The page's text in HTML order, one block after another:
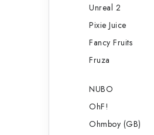
Unreal 2
Pixie Juice
Fancy Fruits
Fruza
NUBO
OhF!
Ohmboy (GB)